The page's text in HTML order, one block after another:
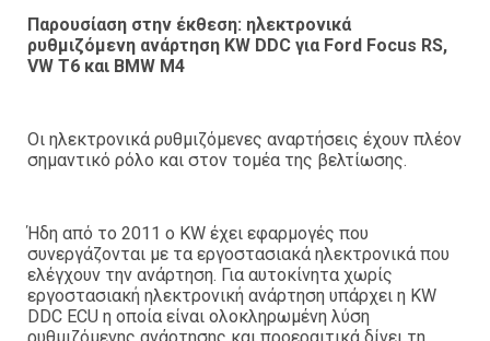
Παρουσίαση στην έκθεση: ηλεκτρονικά
ρυθμιζόμενη ανάρτηση KW DDC για Ford Focus RS,
VW T6 και BMW M4
Οι ηλεκτρονικά ρυθμιζόμενες αναρτήσεις έχουν πλέον
σημαντικό ρόλο και στον τομέα της βελτίωσης.
Ήδη από το 2011 ο KW έχει εφαρμογές που
συνεργάζονται με τα εργοστασιακά ηλεκτρονικά που
ελέγχουν την ανάρτηση. Για αυτοκίνητα χωρίς
εργοστασιακή ηλεκτρονική ανάρτηση υπάρχει η KW
DDC ECU η οποία είναι ολοκληρωμένη λύση
ρυθμιζόμενης ανάρτησης και προεραιτικά δίνει τη